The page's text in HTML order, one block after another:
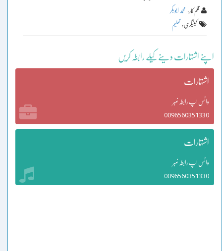
قلم کار : محمد ابوبکر
کیٹیگری : تعلیم
اپنے اشتہارات دینے کیلے رابطہ کریں
اشتہارات
واٹس اپ رابطہ نمبر
0096560351330
اشتہارات
واٹس اپ رابطہ نمبر
0096560351330